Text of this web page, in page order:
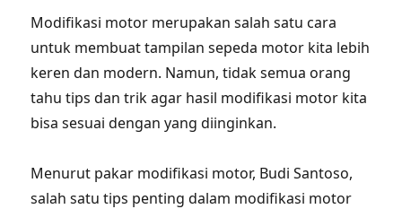
Modifikasi motor merupakan salah satu cara
untuk membuat tampilan sepeda motor kita lebih
keren dan modern. Namun, tidak semua orang
tahu tips dan trik agar hasil modifikasi motor kita
bisa sesuai dengan yang diinginkan.
Menurut pakar modifikasi motor, Budi Santoso,
salah satu tips penting dalam modifikasi motor